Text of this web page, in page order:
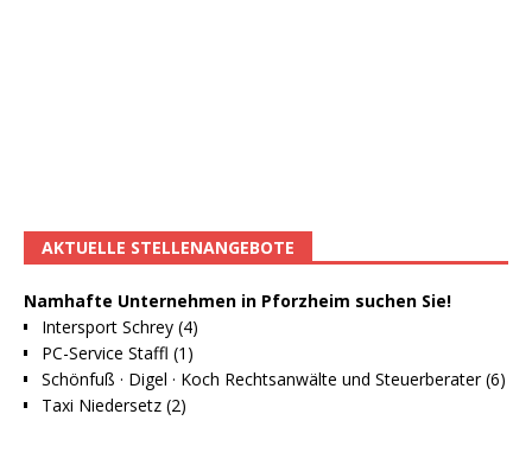
AKTUELLE STELLENANGEBOTE
Namhafte Unternehmen in Pforzheim suchen Sie!
Intersport Schrey (4)
PC-Service Staffl (1)
Schönfuß · Digel · Koch Rechtsanwälte und Steuerberater (6)
Taxi Niedersetz (2)